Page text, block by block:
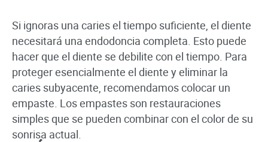
Si ignoras una caries el tiempo suficiente, el diente
necesitará una endodoncia completa. Esto puede
hacer que el diente se debilite con el tiempo. Para
proteger esencialmente el diente y eliminar la
caries subyacente, recomendamos colocar un
empaste. Los empastes son restauraciones
simples que se pueden combinar con el color de su
sonrisa actual.